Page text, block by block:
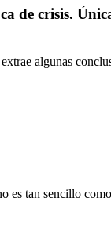
de crisis.
algunas
es tan sencillo